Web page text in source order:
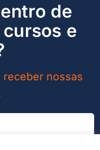
de
e
receber nossas